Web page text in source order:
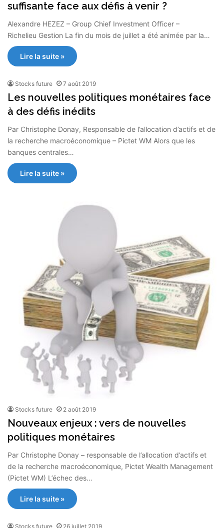
suffisante face aux défis à venir ?
Alexandre HEZEZ – Group Chief Investment Officer –
Richelieu Gestion La fin du mois de juillet a été animée par la…
Lire la suite »
Stocks future 7 août 2019
Les nouvelles politiques monétaires face
à des défis inédits
Par Christophe Donay, Responsable de l’allocation d’actifs et de
la recherche macroéconomique – Pictet WM Alors que les
banques centrales…
Lire la suite »
Stocks future 2 août 2019
Nouveaux enjeux : vers de nouvelles
politiques monétaires
Par Christophe Donay – responsable de l’allocation d’actifs et
de la recherche macroéconomique, Pictet Wealth Management
(Pictet WM) L’échec des…
Lire la suite »
Stocks future 26 juillet 2019